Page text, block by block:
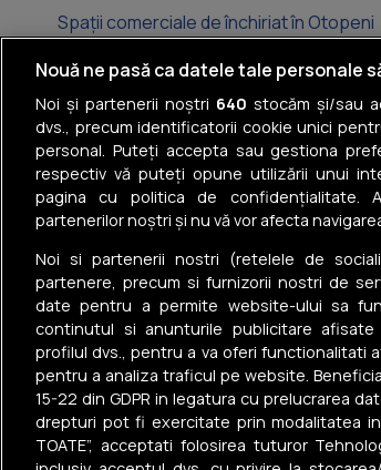
Spații comerciale de închiriat în Otopeni
Spații comerciale de închiriat în
Spații comerciale de închiriat în
Spații comerciale de închiriat în Chiajna
Spații comerciale de închiriat în Chitila
Spații comerciale de închiriat în Buftea
Tel: +40 374 40 44 99
Iride Business Park, Bld. Dimitrie
Pompeiu 9-9A, Clădirea B2B, 020335,
sector 2, București, România
Nouă ne pasă ca datele tale personale
Noi și partenerii noștri 640 stocăm și/sau
dvs., precum identificatorii cookie unici
personal. Puteți accepta sau gestiona
respectiv vă puteți opune utilizării unui
pagina cu politica de confidențialitate.
partenerilor noștri și nu vă vor afecta
Noi si partenerii nostri (retelele de
partenere, precum si furnizorii nostri de
date pentru a permite website-ului sa
continutul si anunturile publicitare
profilul dvs., pentru a va oferi functionalitati
pentru a analiza traficul pe website.
15-22 din GDPR in legatura cu prelucrarea
drepturi pot fi exercitate prin modalitatea
TOATE”, acceptati folosirea tuturor